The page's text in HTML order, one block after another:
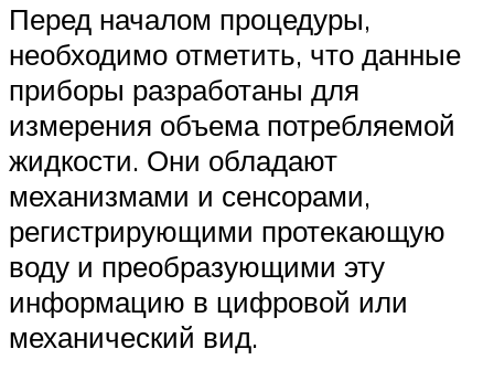
Перед началом процедуры,
необходимо отметить, что данные
приборы разработаны для
измерения объема потребляемой
жидкости. Они обладают
механизмами и сенсорами,
регистрирующими протекающую
воду и преобразующими эту
информацию в цифровой или
механический вид.